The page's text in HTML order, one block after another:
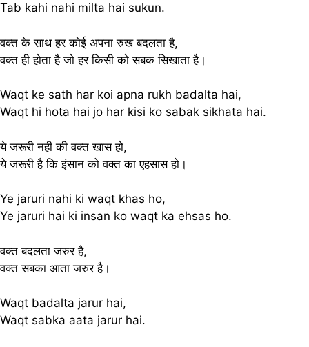
Tab kahi nahi milta hai sukun.
वक्त के साथ हर कोई अपना रुख बदलता है,
वक्त ही होता है जो हर किसी को सबक सिखाता है।
Waqt ke sath har koi apna rukh badalta hai,
Waqt hi hota hai jo har kisi ko sabak sikhata hai.
ये जरूरी नही की वक्त खास हो,
ये जरूरी है कि इंसान को वक्त का एहसास हो।
Ye jaruri nahi ki waqt khas ho,
Ye jaruri hai ki insan ko waqt ka ehsas ho.
वक्त बदलता जरुर है,
वक्त सबका आता जरुर है।
Waqt badalta jarur hai,
Waqt sabka aata jarur hai.